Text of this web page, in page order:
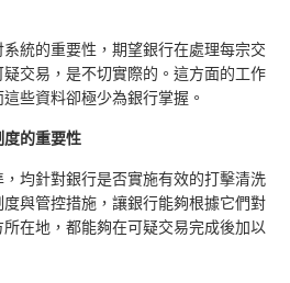
統的重要性，期望銀行在處理每宗交
交易，是不切實際的。這方面的工作
些資料卻極少為銀行掌握。
度的重要性
均針對銀行是否實施有效的打擊清洗
與管控措施，讓銀行能夠根據它們對
在地，都能夠在可疑交易完成後加以